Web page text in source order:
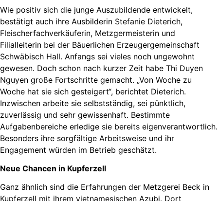
Wie positiv sich die junge Auszubildende entwickelt,
bestätigt auch ihre Ausbilderin Stefanie Dieterich,
Fleischerfachverkäuferin, Metzgermeisterin und
Filialleiterin bei der Bäuerlichen Erzeugergemeinschaft
Schwäbisch Hall. Anfangs sei vieles noch ungewohnt
gewesen. Doch schon nach kurzer Zeit habe Thi Duyen
Nguyen große Fortschritte gemacht. „Von Woche zu
Woche hat sie sich gesteigert“, berichtet Dieterich.
Inzwischen arbeite sie selbstständig, sei pünktlich,
zuverlässig und sehr gewissenhaft. Bestimmte
Aufgabenbereiche erledige sie bereits eigenverantwortlich.
Besonders ihre sorgfältige Arbeitsweise und ihr
Engagement würden im Betrieb geschätzt.
Neue Chancen in Kupferzell
Ganz ähnlich sind die Erfahrungen der Metzgerei Beck in
Kupferzell mit ihrem vietnamesischen Azubi. Dort